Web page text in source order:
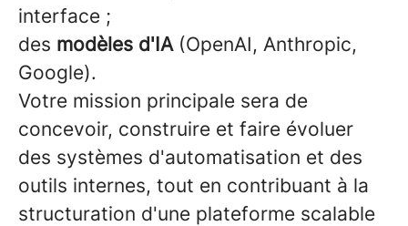
interface ;
des modèles d'IA(OpenAI, Anthropic,
Google).
Votre mission principale sera de
concevoir, construire et faire évoluer
des systèmes d'automatisation et des
outils internes, tout en contribuant à la
structuration d'une plateforme scalable